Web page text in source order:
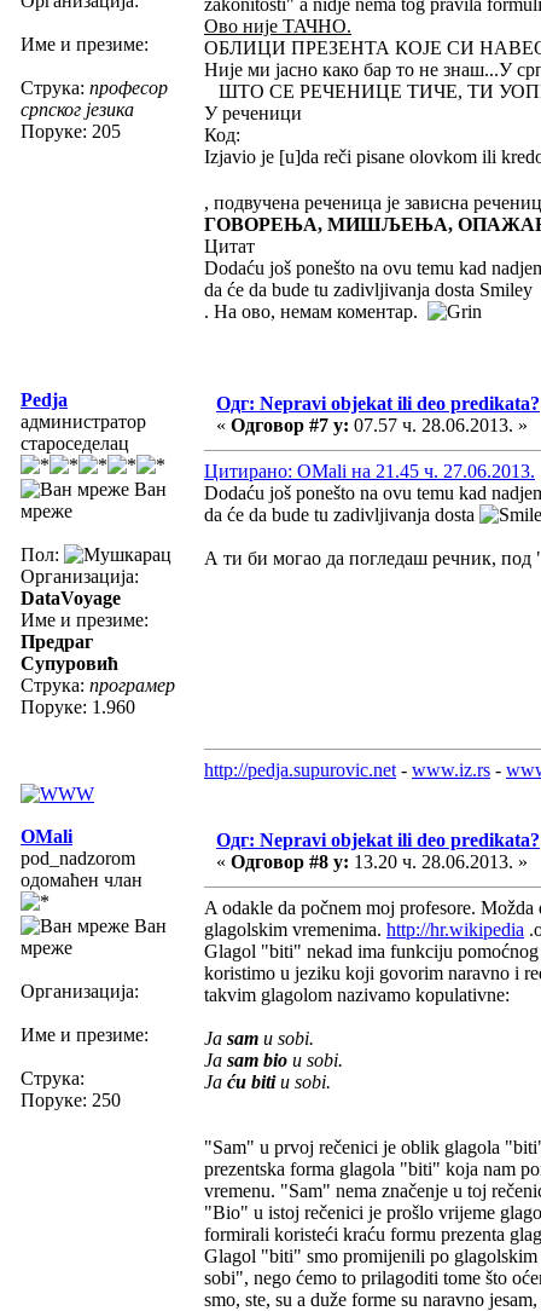
Име и презиме:
Струка: професор
српског језика
Поруке: 205
Ово није ТАЧНО.
ОБЛИЦИ ПРЕЗЕНТА КОЈЕ СИ
Није ми јасно како бар то не знаш...У
ШТО СЕ РЕЧЕНИЦЕ ТИЧЕ, ТИ
У реченици
Код:
Izjavio je [u]da reči pisane olovkom ili
, подвучена реченица је зависна
ГОВОРЕЊА, МИШЉЕЊА, ОПАЖАЊА
Цитат
Dodaću još ponešto na ovu temu kad
da će da bude tu zadivljivanja dosta Smiley
. На ово, немам коментар.
Pedja
администратор
староседелац
Ван
мреже
Пол:
Организација:
DataVoyage
Име и презиме:
Предраг
Супуровић
Струка: програмер
Поруке: 1.960
Одг: Nepravi objekat ili deo predikata?
« Одговор #7 у: 07.57 ч. 28.06.2013. »
Цитирано: OMali на 21.45 ч. 27.06.2013.
Dodaću još ponešto na ovu temu kad
da će da bude tu zadivljivanja dosta
А ти би могао да погледаш речник, под
http://pedja.supurovic.net - www.iz.rs -
OMali
pod_nadzorom
одомаћен члан
Ван
мреже
Организација:
Име и презиме:
Струка:
Поруке: 250
Одг: Nepravi objekat ili deo predikata?
« Одговор #8 у: 13.20 ч. 28.06.2013. »
A odakle da počnem moj profesore.
glagolskim vremenima. http://hr.wikipedia
Glagol "biti" nekad ima funkciju
koristimo u jeziku koji govorim naravno i
takvim glagolom nazivamo kopulativne:
Ja sam u sobi.
Ja sam bio u sobi.
Ja ću bitiu sobi.
"Sam" u prvoj rečenici je oblik glagola
prezentska forma glagola "biti" koja nam
vremenu. "Sam" nema značenje u toj
"Bio" u istoj rečenici je prošlo vrijeme
formirali koristeći kraću formu prezenta
Glagol "biti" smo promijenili po
sobi", nego ćemo to prilagoditi tome što
smo, ste, su a duže forme su naravno